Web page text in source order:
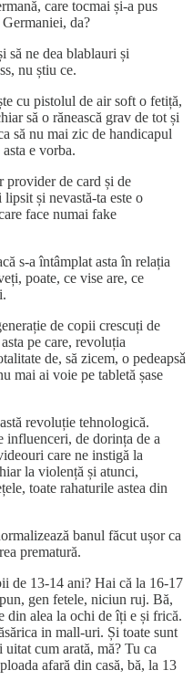
care tocmai și-a pus
da?
să ne dea blablauri și
nu știu ce.
cu pistolul de air soft o fetiță,
să o rănească grav de tot și
să nu mai zic de handicapul
e vorba.
provider de card și de
și nevastă-ta este o
face numai fake
s-a întâmplat asta în relația
poate, ce vise are, ce
de copii crescuți de
pe care, revoluția
de, să zicem, o pedeapsǎ
mai ai voie pe tabletă șase
revoluție tehnologică.
influenceri, de dorința de a
care ne instigă la
la violență și atunci,
toate rahaturile astea din
banul făcut ușor ca
prematură.
de 13-14 ani? Hai că la 16-17
gen fetele, niciun ruj. Bă,
din alea la ochi de îți e și frică.
in mall-uri. Și toate sunt
cum arată, mă? Tu ca
afară din casă, bă, la 13